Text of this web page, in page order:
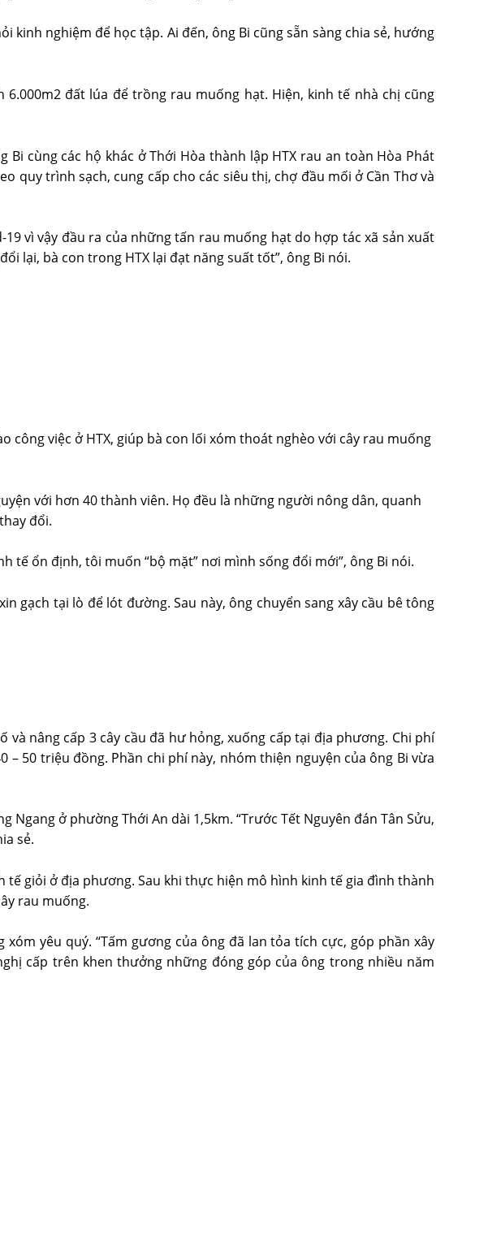
nghiệm để học tập. Ai đến, ông Bi cũng sẵn sàng chia sẻ, hướng
đất lúa để trồng rau muống hạt. Hiện, kinh tế nhà chị cũng
cùng các hộ khác ở Thới Hòa thành lập HTX rau an toàn Hòa Phát
quy trình sạch, cung cấp cho các siêu thị, chợ đầu mối ở Cần Thơ và
vì vậy đầu ra của những tấn rau muống hạt do hợp tác xã sản xuất
lại, bà con trong HTX lại đạt năng suất tốt”, ông Bi nói.
công việc ở HTX, giúp bà con lối xóm thoát nghèo với cây rau muống
với hơn 40 thành viên. Họ đều là những người nông dân, quanh
đổi.
tế ổn định, tôi muốn “bộ mặt” nơi mình sống đổi mới”, ông Bi nói.
gạch tại lò để lót đường. Sau này, ông chuyển sang xây cầu bê tông
nâng cấp 3 cây cầu đã hư hỏng, xuống cấp tại địa phương. Chi phí
50 triệu đồng. Phần chi phí này, nhóm thiện nguyện của ông Bi vừa
ở phường Thới An dài 1,5km. “Trước Tết Nguyên đán Tân Sửu,
sẻ.
tế giỏi ở địa phương. Sau khi thực hiện mô hình kinh tế gia đình thành
rau muống.
yêu quý. “Tấm gương của ông đã lan tỏa tích cực, góp phần xây
cấp trên khen thưởng những đóng góp của ông trong nhiều năm